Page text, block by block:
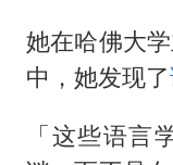
她在哈佛大
中，她发现了
「这些语言